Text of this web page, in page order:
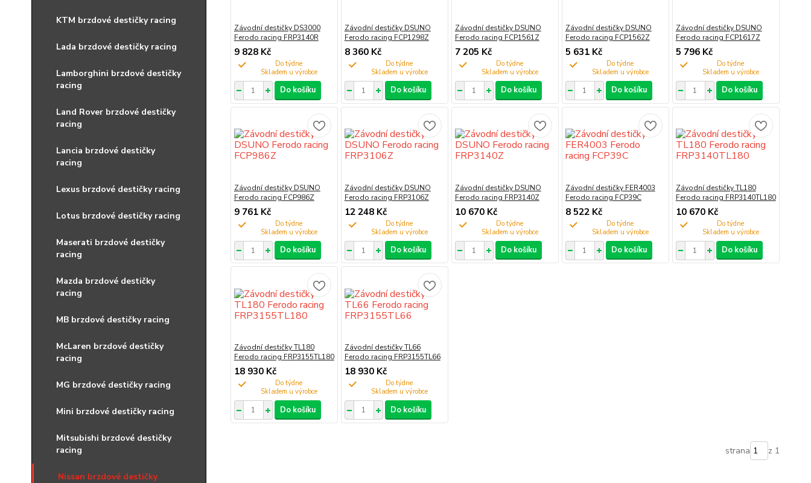
KTM brzdové destičky racing
Lada brzdové destičky racing
Lamborghini brzdové destičky
racing
Land Rover brzdové destičky
racing
Lancia brzdové destičky
racing
Lexus brzdové destičky racing
Lotus brzdové destičky racing
Maserati brzdové destičky
racing
Mazda brzdové destičky
racing
MB brzdové destičky racing
McLaren brzdové destičky
racing
MG brzdové destičky racing
Mini brzdové destičky racing
Mitsubishi brzdové destičky
racing
Nissan brzdové destičky
Závodní destičky DS3000
Ferodo racing FRP3140R
9 828 Kč
Do týdne
Do košíku
Závodní destičky DSUNO
Ferodo racing FCP1298Z
8 360 Kč
Do týdne
Do košíku
Závodní destičky DSUNO
Ferodo racing FCP1561Z
7 205 Kč
Do týdne
Do košíku
Závodní destičky DSUNO
Ferodo racing FCP1562Z
5 631 Kč
Do týdne
Do košíku
Závodní destičky DSUNO
Ferodo racing FCP1617Z
5 796 Kč
Do týdne
Do košíku
Závodní destičky DSUNO
Ferodo racing FCP986Z
9 761 Kč
Do týdne
Do košíku
Závodní destičky DSUNO
Ferodo racing FRP3106Z
12 248 Kč
Do týdne
Do košíku
Závodní destičky DSUNO
Ferodo racing FRP3140Z
10 670 Kč
Do týdne
Do košíku
Závodní destičky FER4003
Ferodo racing FCP39C
8 522 Kč
Do týdne
Do košíku
Závodní destičky TL180
Ferodo racing FRP3140TL180
10 670 Kč
Do týdne
Do košíku
Závodní destičky TL180
Ferodo racing FRP3155TL180
18 930 Kč
Do týdne
Do košíku
Závodní destičky TL66
Ferodo racing FRP3155TL66
18 930 Kč
Do týdne
Do košíku
strana z 1